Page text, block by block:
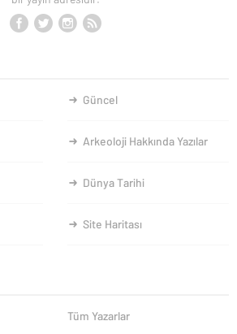
Güncel
Arkeoloji Hakkında Yazılar
Dünya Tarihi
Site Haritası
Tüm Yazarlar